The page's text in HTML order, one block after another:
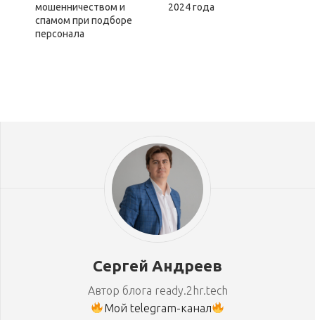
мошенничеством и
спамом при подборе
персонала
2024 года
Сергей Андреев
Автор блога ready.2hr.tech
Мой telegram-канал